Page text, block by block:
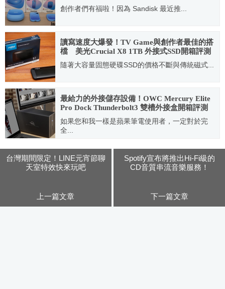
創作者們有福啦！因為 Sandisk 最近推...
2025.10.01
讀寫速度大爆發！TV Game與創作者最佳的搭
檔 美光Crucial X8 1TB 外接式SSD開箱評測
隨著大容量固態硬碟SSD的價格不斷與傳統磁式...
2019.12.27
最給力的外接儲存設備！OWC Mercury Elite
Pro Dock Thunderbolt3 雙槽外接盒開箱評測
如果您和我一樣是蘋果筆電使用者，一定對於完
全...
台灣期間限定！LINE元宵節聊
天室特效快來玩吧
上一篇文章
Spotify宣布將推出Hi-Fi級的
CD音質串流音樂服務！
下一篇文章